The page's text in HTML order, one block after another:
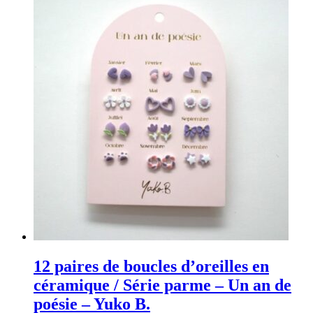
12 paires de boucles d’oreilles en
céramique / Série parme – Un an de
poésie – Yuko B.